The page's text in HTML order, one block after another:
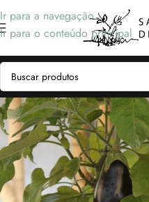
Ir para a navegação
Ir para o conteúdo principal